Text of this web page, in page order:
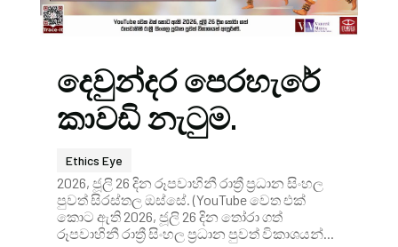
දෙවුන්දර පෙරහැරේ
කාවඩි නැටුම.
Ethics Eye
2026, ජූලි 26 දින රූපවාහිනී රාත්‍රී ප්‍රධාන සිංහල
පුවත් සිරස්තල ඔස්සේ. (YouTube වෙත එක්
කොට ඇති 2026, ජූලි 26 දින තෝරා ගත්
රූපවාහිනී රාත්‍රී සිංහල ප්‍රධාන පුවත් විකාශයන්...